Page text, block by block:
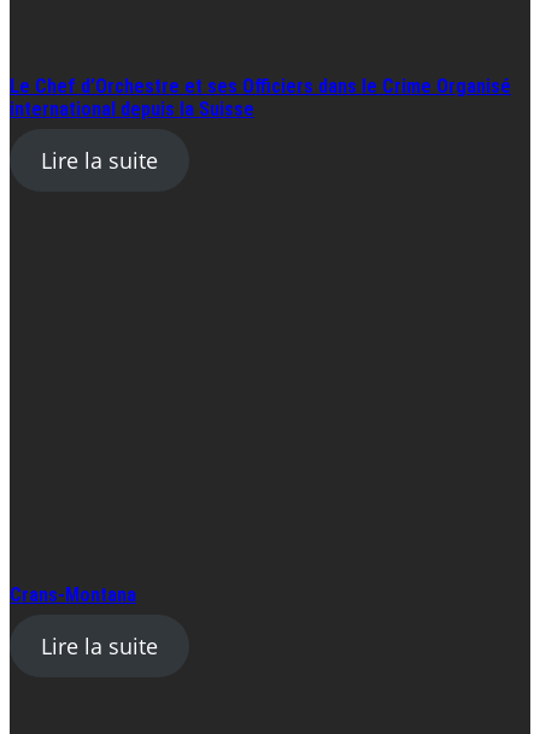
Le Chef d’Orchestre et ses Officiers dans le Crime Organisé
international depuis la Suisse
Lire la suite
Crans-Montana
Lire la suite